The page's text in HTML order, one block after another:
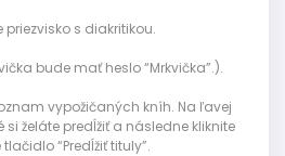
priezvisko s diakritikou.
bude mať heslo “Mrkvička”.).
vypožičaných kníh. Na ľavej
si želáte predĺžiť a následne kliknite
“Predĺžiť tituly”.